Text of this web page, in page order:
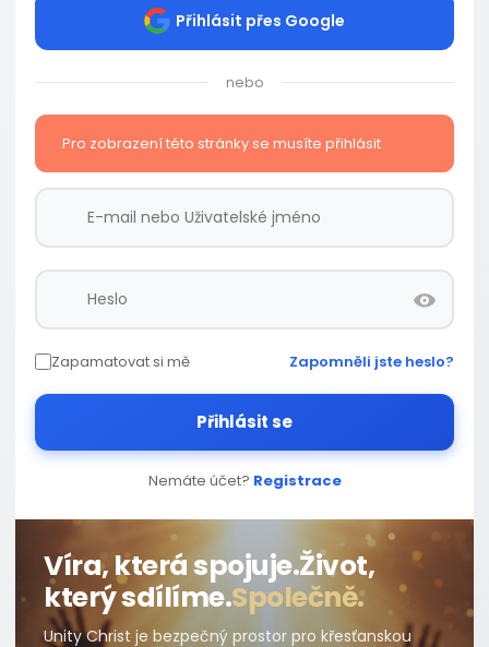
Přihlásit přes Google
nebo
Pro zobrazení této stránky se musíte přihlásit
Zapamatovat si mě Zapomněli jste heslo?
Přihlásit se
Nemáte účet? Registrace
Víra, která spojuje.Život,
který sdílíme.Společně.
Unity Christ je bezpečný prostor pro křesťanskou